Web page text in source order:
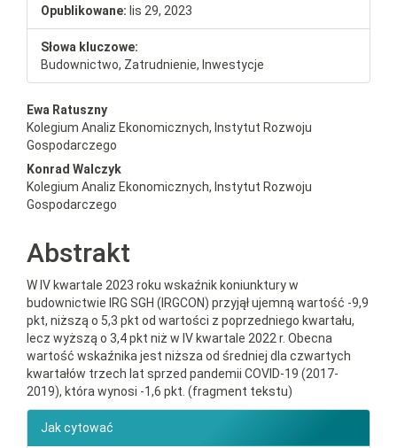
Opublikowane: lis 29, 2023
Słowa kluczowe:
Budownictwo, Zatrudnienie, Inwestycje
Ewa Ratuszny
Kolegium Analiz Ekonomicznych, Instytut Rozwoju
Gospodarczego
Konrad Walczyk
Kolegium Analiz Ekonomicznych, Instytut Rozwoju
Gospodarczego
Abstrakt
W IV kwartale 2023 roku wskaźnik koniunktury w
budownictwie IRG SGH (IRGCON) przyjął ujemną wartość -9,9
pkt, niższą o 5,3 pkt od wartości z poprzedniego kwartału,
lecz wyższą o 3,4 pkt niż w IV kwartale 2022 r. Obecna
wartość wskaźnika jest niższa od średniej dla czwartych
kwartałów trzech lat sprzed pandemii COVID-19 (2017-
2019), która wynosi -1,6 pkt. (fragment tekstu)
Jak cytować